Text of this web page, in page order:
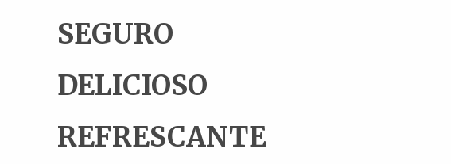
SEGURO
DELICIOSO
REFRESCANTE